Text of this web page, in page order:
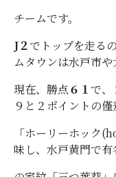
チームです。
J２でトップを走る
ムタウンは水戸市や
現在、勝点６１で、
９と２ポイントの
「ホーリーホック
味し、水戸黄門で